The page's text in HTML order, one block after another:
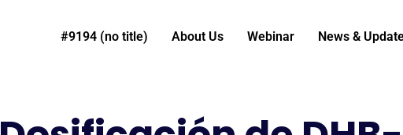
#9194 (no title) About Us Webinar News &